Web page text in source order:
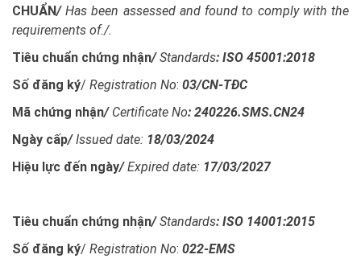
CHUẨN/Has been assessed and found to comply with the
requirements of./.
Tiêu chuẩn chứng nhận/Standards: ISO 45001:2018
Số đăng ký/ Registration No: 03/CN-TĐC
Mã chứng nhận/ Certificate No: 240226.SMS.CN24
Ngày cấp/Issued date: 18/03/2024
Hiệu lực đến ngày/Expired date: 17/03/2027
Tiêu chuẩn chứng nhận/Standards: ISO 14001:2015
Số đăng ký/ Registration No: 022-EMS